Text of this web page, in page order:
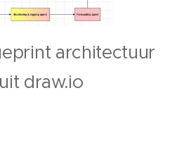
architectuur
draw.io